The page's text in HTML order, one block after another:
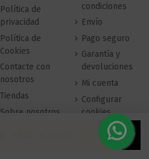
Política de
privacidad
Política de
Cookies
Contacte con
nosotros
Tiendas
Sobre nosotros
condiciones
Envío
Pago seguro
Garantía y
devoluciones
Mi cuenta
Configurar
cookies